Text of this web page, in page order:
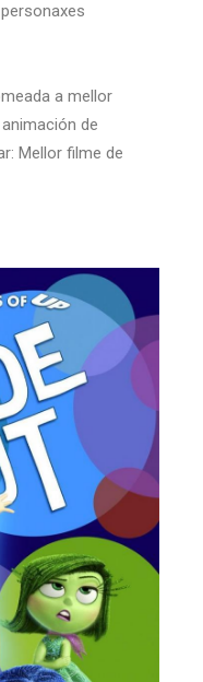
a mellor
de
Mellor filme de